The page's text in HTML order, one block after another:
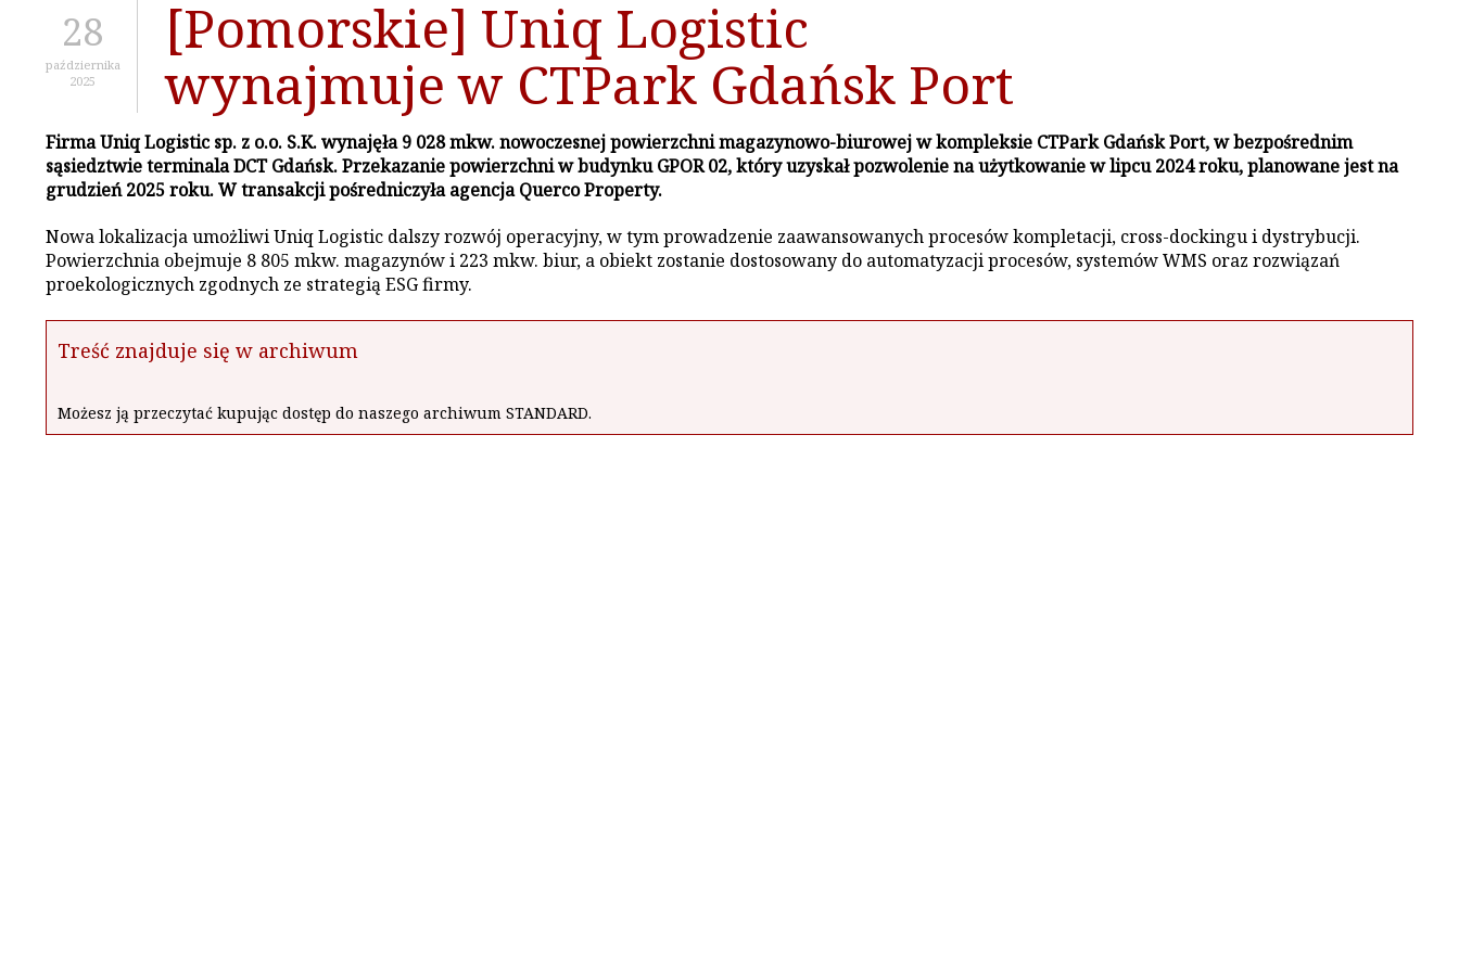
[Pomorskie] Uniq Logistic
wynajmuje w CTPark Gdańsk Port
28
października
2025
Firma Uniq Logistic sp. z o.o. S.K. wynajęła 9 028 mkw. nowoczesnej powierzchni magazynowo-biurowej w kompleksie CTPark Gdańsk Port, w bezpośrednim
sąsiedztwie terminala DCT Gdańsk. Przekazanie powierzchni w budynku GPOR 02, który uzyskał pozwolenie na użytkowanie w lipcu 2024 roku, planowane jest na
grudzień 2025 roku. W transakcji pośredniczyła agencja Querco Property.
Nowa lokalizacja umożliwi Uniq Logistic dalszy rozwój operacyjny, w tym prowadzenie zaawansowanych procesów kompletacji, cross-dockingu i dystrybucji.
Powierzchnia obejmuje 8 805 mkw. magazynów i 223 mkw. biur, a obiekt zostanie dostosowany do automatyzacji procesów, systemów WMS oraz rozwiązań
proekologicznych zgodnych ze strategią ESG firmy.
Treść znajduje się w archiwum
Możesz ją przeczytać kupując dostęp do naszego archiwum STANDARD.